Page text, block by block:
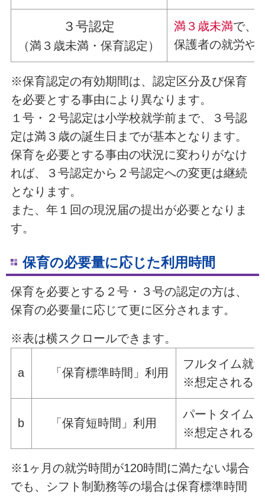
３号認定
（満３歳未満・保育認定）
満３歳未満で、
保護者の就労や
※保育認定の有効期間は、認定区分及び保育
を必要とする事由により異なります。
１号・２号認定は小学校就学前まで、３号認
定は満３歳の誕生日までが基本となります。
保育を必要とする事由の状況に変わりがなけ
れば、３号認定から２号認定への変更は継続
となります。
また、年１回の現況届の提出が必要となりま
す。
保育の必要量に応じた利用時間
保育を必要とする２号・３号の認定の方は、
保育の必要量に応じて更に区分されます。
※表は横スクロールできます。
a 「保育標準時間」利用
フルタイム就
※想定される
b 「保育短時間」利用
パートタイム
※想定される
※1ヶ月の就労時間が120時間に満たない場合
でも、シフト制勤務等の場合は保育標準時間